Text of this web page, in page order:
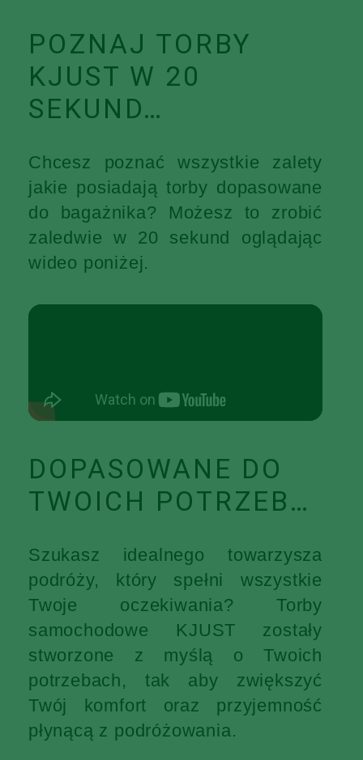
POZNAJ TORBY
KJUST W 20
SEKUND…
Chcesz poznać wszystkie zalety
jakie posiadają torby dopasowane
do bagażnika? Możesz to zrobić
zaledwie w 20 sekund oglądając
wideo poniżej.
DOPASOWANE DO
TWOICH POTRZEB…
Szukasz idealnego towarzysza
podróży, który spełni wszystkie
Twoje oczekiwania? Torby
samochodowe KJUST zostały
stworzone z myślą o Twoich
potrzebach, tak aby zwiększyć
Twój komfort oraz przyjemność
płynącą z podróżowania.